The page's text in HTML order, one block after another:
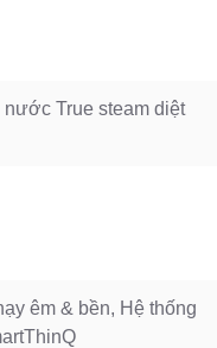
True steam diệt
êm & bền, Hệ thống